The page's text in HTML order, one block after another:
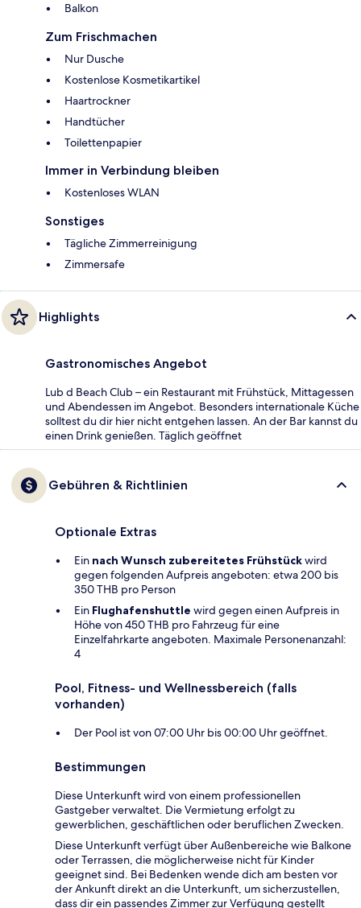
Balkon
Zum Frischmachen
Nur Dusche
Kostenlose Kosmetikartikel
Haartrockner
Handtücher
Toilettenpapier
Immer in Verbindung bleiben
Kostenloses WLAN
Sonstiges
Tägliche Zimmerreinigung
Zimmersafe
Highlights
Gastronomisches Angebot
Lub d Beach Club – ein Restaurant mit Frühstück, Mittagessen
und Abendessen im Angebot. Besonders internationale Küche
solltest du dir hier nicht entgehen lassen. An der Bar kannst du
einen Drink genießen. Täglich geöffnet
Gebühren & Richtlinien
Optionale Extras
Ein nach Wunsch zubereitetes Frühstückwird
gegen folgenden Aufpreis angeboten: etwa 200 bis
350 THB pro Person
Ein Flughafenshuttle wird gegen einen Aufpreis in
Höhe von 450 THB pro Fahrzeug für eine
Einzelfahrkarte angeboten. Maximale Personenanzahl:
4
Pool, Fitness- und Wellnessbereich (falls
vorhanden)
Der Pool ist von 07:00 Uhr bis 00:00 Uhr geöffnet.
Bestimmungen
Diese Unterkunft wird von einem professionellen
Gastgeber verwaltet. Die Vermietung erfolgt zu
gewerblichen, geschäftlichen oder beruflichen Zwecken.
Diese Unterkunft verfügt über Außenbereiche wie Balkone
oder Terrassen, die möglicherweise nicht für Kinder
geeignet sind. Bei Bedenken wende dich am besten vor
der Ankunft direkt an die Unterkunft, um sicherzustellen,
dass dir ein passendes Zimmer zur Verfügung gestellt